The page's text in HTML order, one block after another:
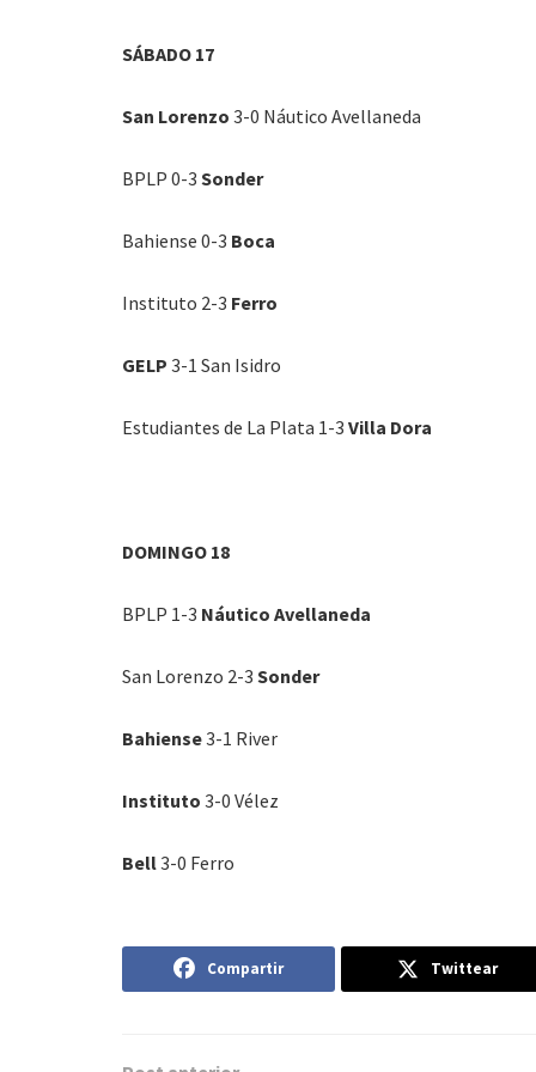
SÁBADO 17
San Lorenzo 3-0 Náutico Avellaneda
BPLP 0-3 Sonder
Bahiense 0-3 Boca
Instituto 2-3 Ferro
GELP 3-1 San Isidro
Estudiantes de La Plata 1-3 Villa Dora
DOMINGO 18
BPLP 1-3 Náutico Avellaneda
San Lorenzo 2-3 Sonder
Bahiense3-1 River
Instituto 3-0 Vélez
Bell3-0 Ferro
Compartir Twittear